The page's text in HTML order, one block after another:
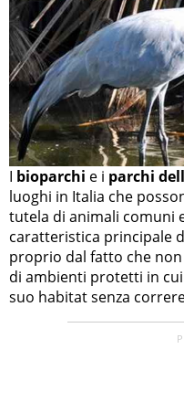
I bioparchi e i parchi
luoghi in Italia che
tutela di animali comuni
caratteristica principale
proprio dal fatto che
di ambienti protetti in
suo habitat senza